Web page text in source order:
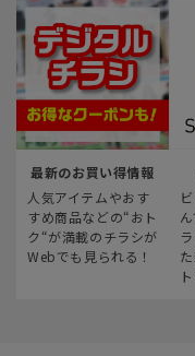
最新のお買い得情報
人気アイテムやおす
すめ商品などの“おト
ク“が満載のチラシが
Webでも見られる！